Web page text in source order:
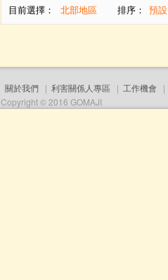
目前選擇： 北部地區 排序： 預設
關於我們 | 利害關係人專區 | 工作機會 |
Copyright © 2016 GOMAJI